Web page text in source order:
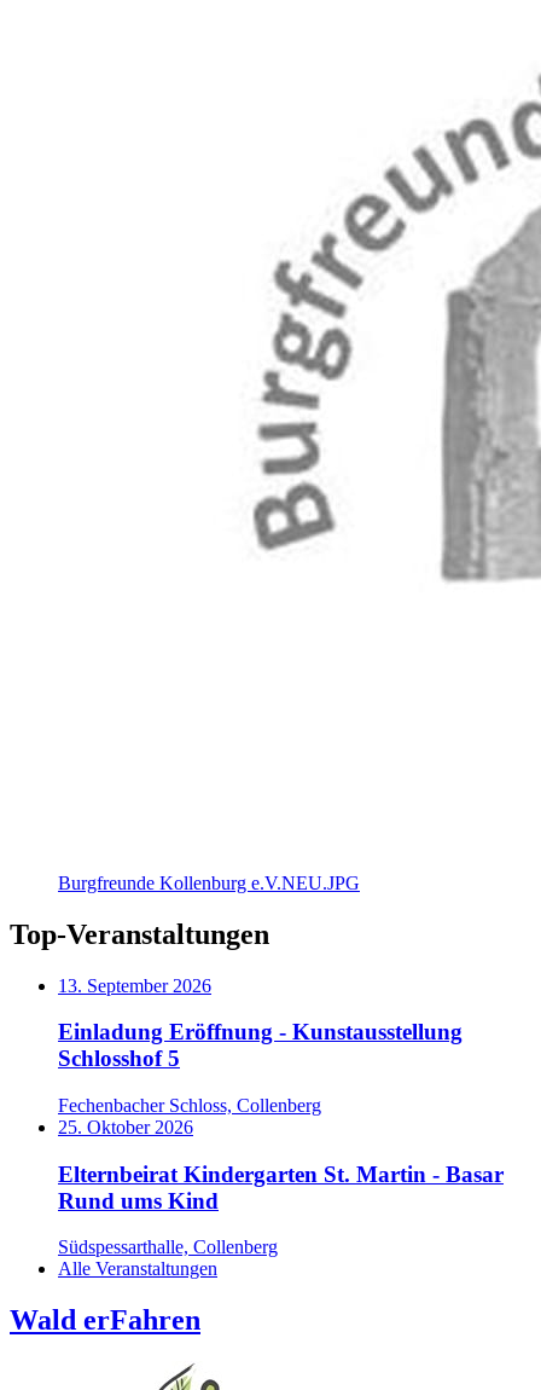
Burgfreunde Kollenburg e.V.NEU.JPG
Top-Veranstaltungen
13. September 2026
Einladung Eröffnung - Kunstausstellung
Schlosshof 5
Fechenbacher Schloss, Collenberg
25. Oktober 2026
Elternbeirat Kindergarten St. Martin - Basar
Rund ums Kind
Südspessarthalle, Collenberg
Alle Veranstaltungen
Wald erFahren